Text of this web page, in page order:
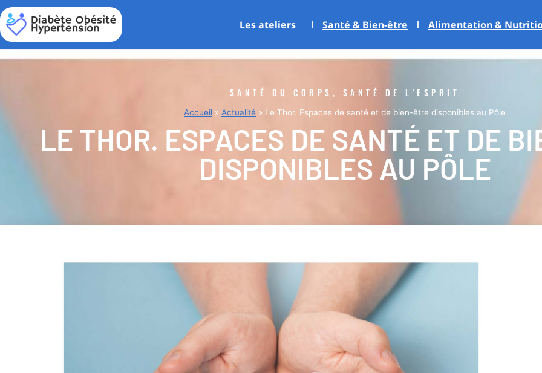
Les ateliers Santé & Bien-être Alimentation &
SANTÉ DU CORPS, SANTÉ DE L'ESPRIT
Accueil » Actualité » Le Thor. Espaces de santé et de bien-être disponibles au Pôle
LE THOR. ESPACES DE SANTÉ ET DE
DISPONIBLES AU PÔLE